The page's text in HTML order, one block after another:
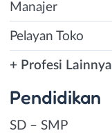
Manajer
Pelayan Toko
+ Profesi Lainnya
Pendidikan
SD – SMP